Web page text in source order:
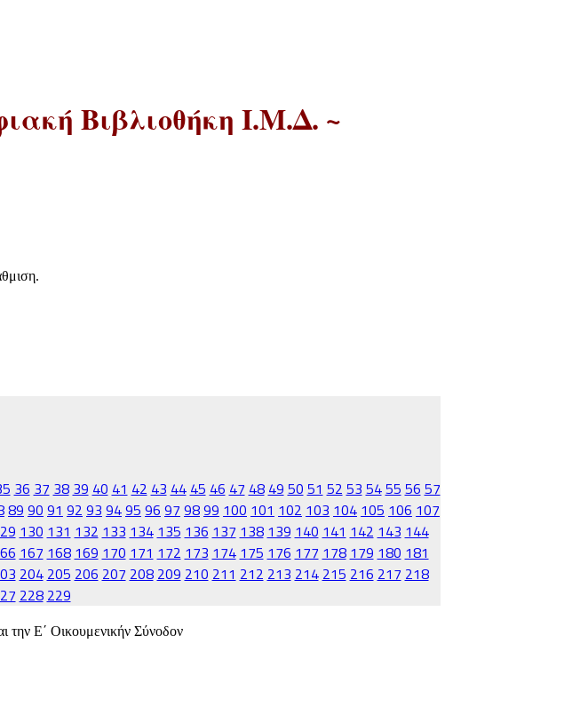
Βιβλιοθήκη Ι.Μ.Δ. ~
36 37 38 39 40 41 42 43 44 45 46 47 48 49 50 51 52 53 5455 56 57
89 90 91 92 93 9495 96 97 9899 100 101 102 103 104 105 106 107
130 131 132 133 134 135 136 137 138 139 140 141 142 143 144
167 168 169 170 171 172 173 174 175 176 177 178 179 180 181
204 205 206 207 208 209 210 211 212 213 214 215 216 217 218
228 229
την Ε΄ Οικουμενικήν Σύνοδον